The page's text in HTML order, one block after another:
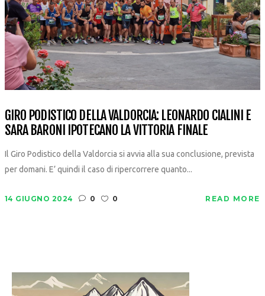
GIRO PODISTICO DELLA VALDORCIA: LEONARDO CIALINI E
SARA BARONI IPOTECANO LA VITTORIA FINALE
Il Giro Podistico della Valdorcia si avvia alla sua conclusione, prevista
per domani. E’ quindi il caso di ripercorrere quanto...
14 GIUGNO 2024 0 0 READ MORE